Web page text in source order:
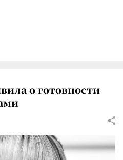
о готовности